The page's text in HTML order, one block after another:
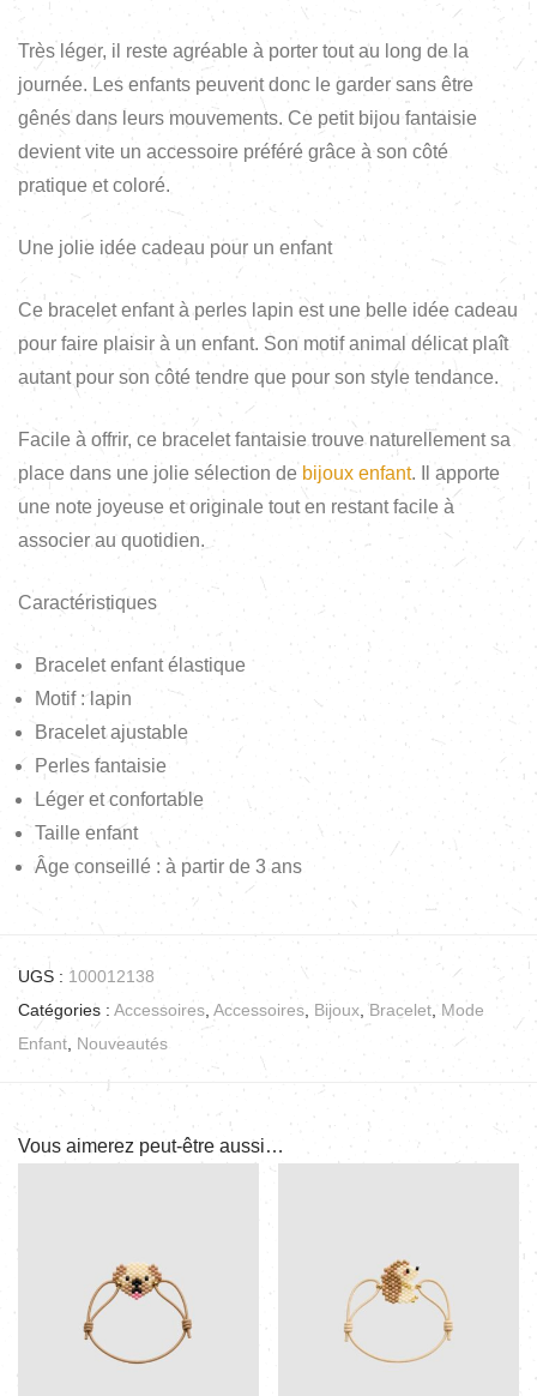
Très léger, il reste agréable à porter tout au long de la
journée. Les enfants peuvent donc le garder sans être
gênés dans leurs mouvements. Ce petit bijou fantaisie
devient vite un accessoire préféré grâce à son côté
pratique et coloré.
Une jolie idée cadeau pour un enfant
Ce bracelet enfant à perles lapin est une belle idée cadeau
pour faire plaisir à un enfant. Son motif animal délicat plaît
autant pour son côté tendre que pour son style tendance.
Facile à offrir, ce bracelet fantaisie trouve naturellement sa
place dans une jolie sélection de bijoux enfant. Il apporte
une note joyeuse et originale tout en restant facile à
associer au quotidien.
Caractéristiques
Bracelet enfant élastique
Motif : lapin
Bracelet ajustable
Perles fantaisie
Léger et confortable
Taille enfant
Âge conseillé : à partir de 3 ans
UGS : 100012138
Catégories : Accessoires Accessoires Bijoux Bracelet Mode
Enfant Nouveautés
Vous aimerez peut-être aussi…